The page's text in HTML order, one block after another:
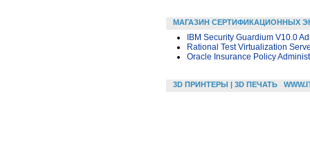
МАГАЗИН СЕРТИФИКАЦИОННЫХ
IBM Security Guardium V10.0
Rational Test Virtualization
Oracle Insurance Policy
3D ПРИНТЕРЫ | 3D ПЕЧАТЬ